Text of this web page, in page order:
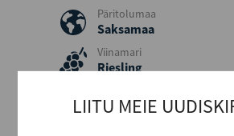
Päritolumaa
Saksamaa
Viinamari
Riesling
2022
LIITU MEIE